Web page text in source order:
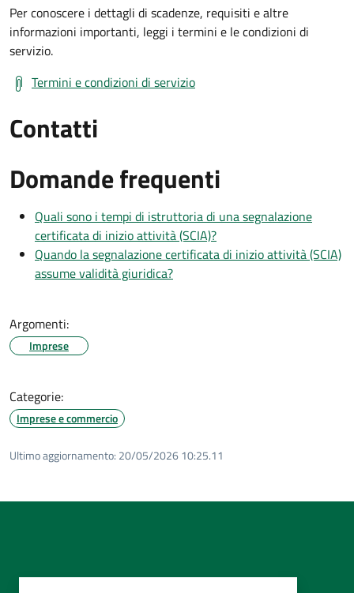
Per conoscere i dettagli di scadenze, requisiti e altre
informazioni importanti, leggi i termini e le condizioni di
servizio.
Termini e condizioni di servizio
Contatti
Domande frequenti
Quali sono i tempi di istruttoria di una segnalazione
certificata di inizio attività (SCIA)?
Quando la segnalazione certificata di inizio attività (SCIA)
assume validità giuridica?
Argomenti:
Imprese
Categorie:
Imprese e commercio
Ultimo aggiornamento: 20/05/2026 10:25.11